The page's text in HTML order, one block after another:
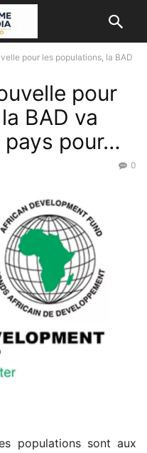
pour les populations, la BAD
pour
BAD va
pays pour…
0
populations sont aux